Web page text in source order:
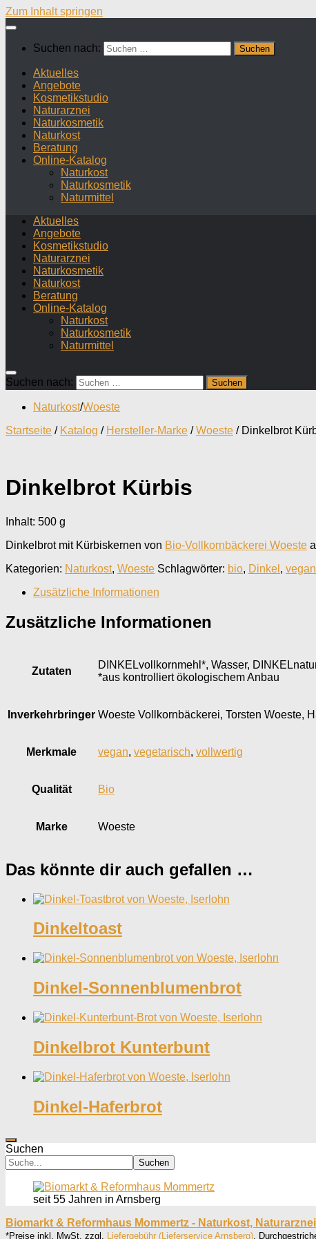
Zum Inhalt springen
Suchen nach:
Aktuelles
Angebote
Kosmetikstudio
Naturarznei
Naturkosmetik
Naturkost
Beratung
Online-Katalog
Naturkost
Naturkosmetik
Naturmittel
Aktuelles
Angebote
Kosmetikstudio
Naturarznei
Naturkosmetik
Naturkost
Beratung
Online-Katalog
Naturkost
Naturkosmetik
Naturmittel
Suchen nach:
Naturkost/Woeste
Startseite / Katalog / Hersteller-Marke /Woeste / Dinkelbrot
Dinkelbrot Kürbis
Inhalt: 500 g
Dinkelbrot mit Kürbiskernen von Bio-Vollkornbäckerei Woeste
Kategorien: Naturkost, Woeste Schlagwörter: bio, Dinkel , vegan
Zusätzliche Informationen
Zusätzliche Informationen
Zutaten
DINKELvollkornmehl*, Wasser,
*aus kontrolliert ökologischem Anbau
Inverkehr­bringer Woeste Vollkornbäckerei, Torsten Woeste,
Merkmale vegan, vegetarisch, vollwertig
Qualität Bio
Marke Woeste
Das könnte dir auch gefallen …
Dinkeltoast
Dinkel-Sonnenblumenbrot
Dinkelbrot Kunterbunt
Dinkel-Haferbrot
Suchen
Suchen
seit 55 Jahren in Arnsberg
Biomarkt & Reformhaus Mommertz - Naturkost,
*Preise inkl. MwSt. zzgl. Liefergebühr (Lieferservice Arnsberg) .